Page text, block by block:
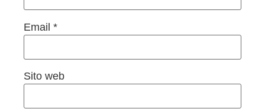
Email *
Sito web